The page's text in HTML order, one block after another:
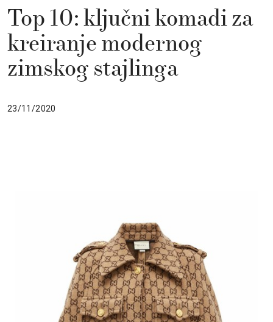
Top 10: ključni komadi za
kreiranje modernog
zimskog stajlinga
23/11/2020